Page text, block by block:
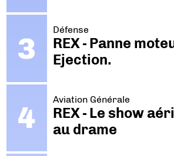
Défense
REX - Panne
Ejection.
Aviation Générale
REX - Le show
au drame